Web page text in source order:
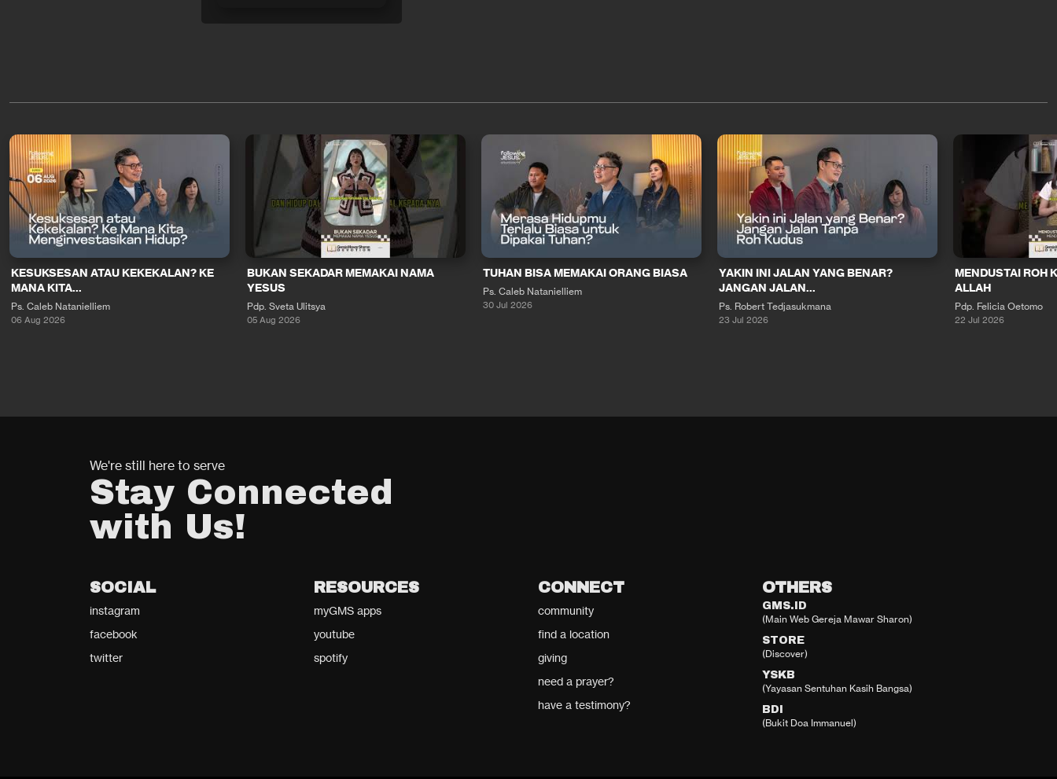
KESUKSESAN ATAU KEKEKALAN? KE
MANA KITA...
Ps. Caleb Natanielliem
06 Aug 2026
BUKAN SEKADAR MEMAKAI NAMA
YESUS
Pdp. Sveta Ulitsya
05 Aug 2026
TUHAN BISA MEMAKAI ORANG BIASA
Ps. Caleb Natanielliem
30 Jul 2026
YAKIN INI JALAN YANG BENAR?
JANGAN JALAN...
Ps. Robert Tedjasukmana
23 Jul 2026
MENDUSTAI ROH
ALLAH
Pdp. Felicia Oetomo
22 Jul 2026
We're still here to serve
Stay Connected
with Us!
SOCIAL
instagram
facebook
twitter
RESOURCES
myGMS apps
youtube
spotify
CONNECT
community
find a location
giving
need a prayer?
have a testimony?
OTHERS
GMS.ID
(Main Web Gereja Mawar Sharon)
STORE
(Discover)
YSKB
(Yayasan Sentuhan Kasih Bangsa)
BDI
(Bukit Doa Immanuel)